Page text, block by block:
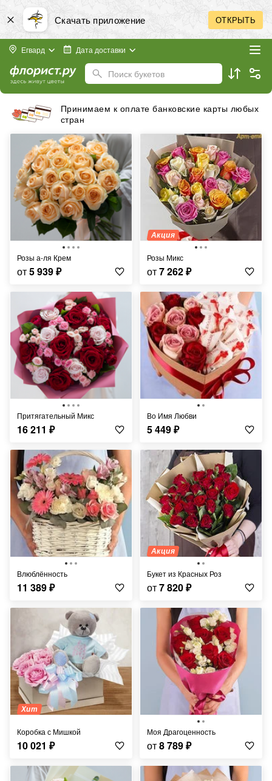
Скачать приложение ОТКРЫТЬ
Егвард Дата доставки
Поиск букетов
Принимаем к оплате банковские карты любых
стран
Розы а-ля Крем
от5 939₽
Акция
Розы Микс
от7 262₽
Притягательный Микс
16 211 ₽
Во Имя Любви
5 449₽
Влюблённость
11 389₽
Акция
Букет из Красных Роз
от7 820₽
Хит
Коробка с Мишкой
10 021 ₽
Моя Драгоценность
от8 789₽